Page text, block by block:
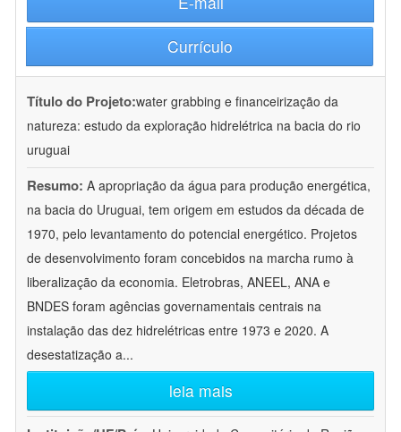
Currículo
Título do Projeto:water grabbing e financeirização da
natureza: estudo da exploração hidrelétrica na bacia do rio
uruguai
Resumo: A apropriação da água para produção energética,
na bacia do Uruguai, tem origem em estudos da década de
1970, pelo levantamento do potencial energético. Projetos
de desenvolvimento foram concebidos na marcha rumo à
liberalização da economia. Eletrobras, ANEEL, ANA e
BNDES foram agências governamentais centrais na
instalação das dez hidrelétricas entre 1973 e 2020. A
desestatização a...
leia mais